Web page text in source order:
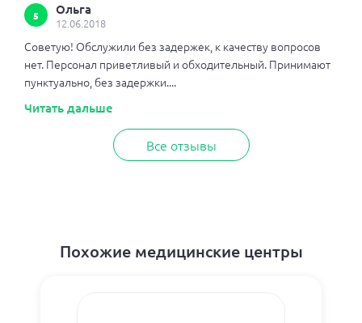
5 Ольга
12.06.2018
Советую! Обслужили без задержек, к качеству вопросов
нет. Персонал приветливый и обходительный. Принимают
пунктуально, без задержки....
Читать дальше
Все отзывы
Похожие медицинские центры